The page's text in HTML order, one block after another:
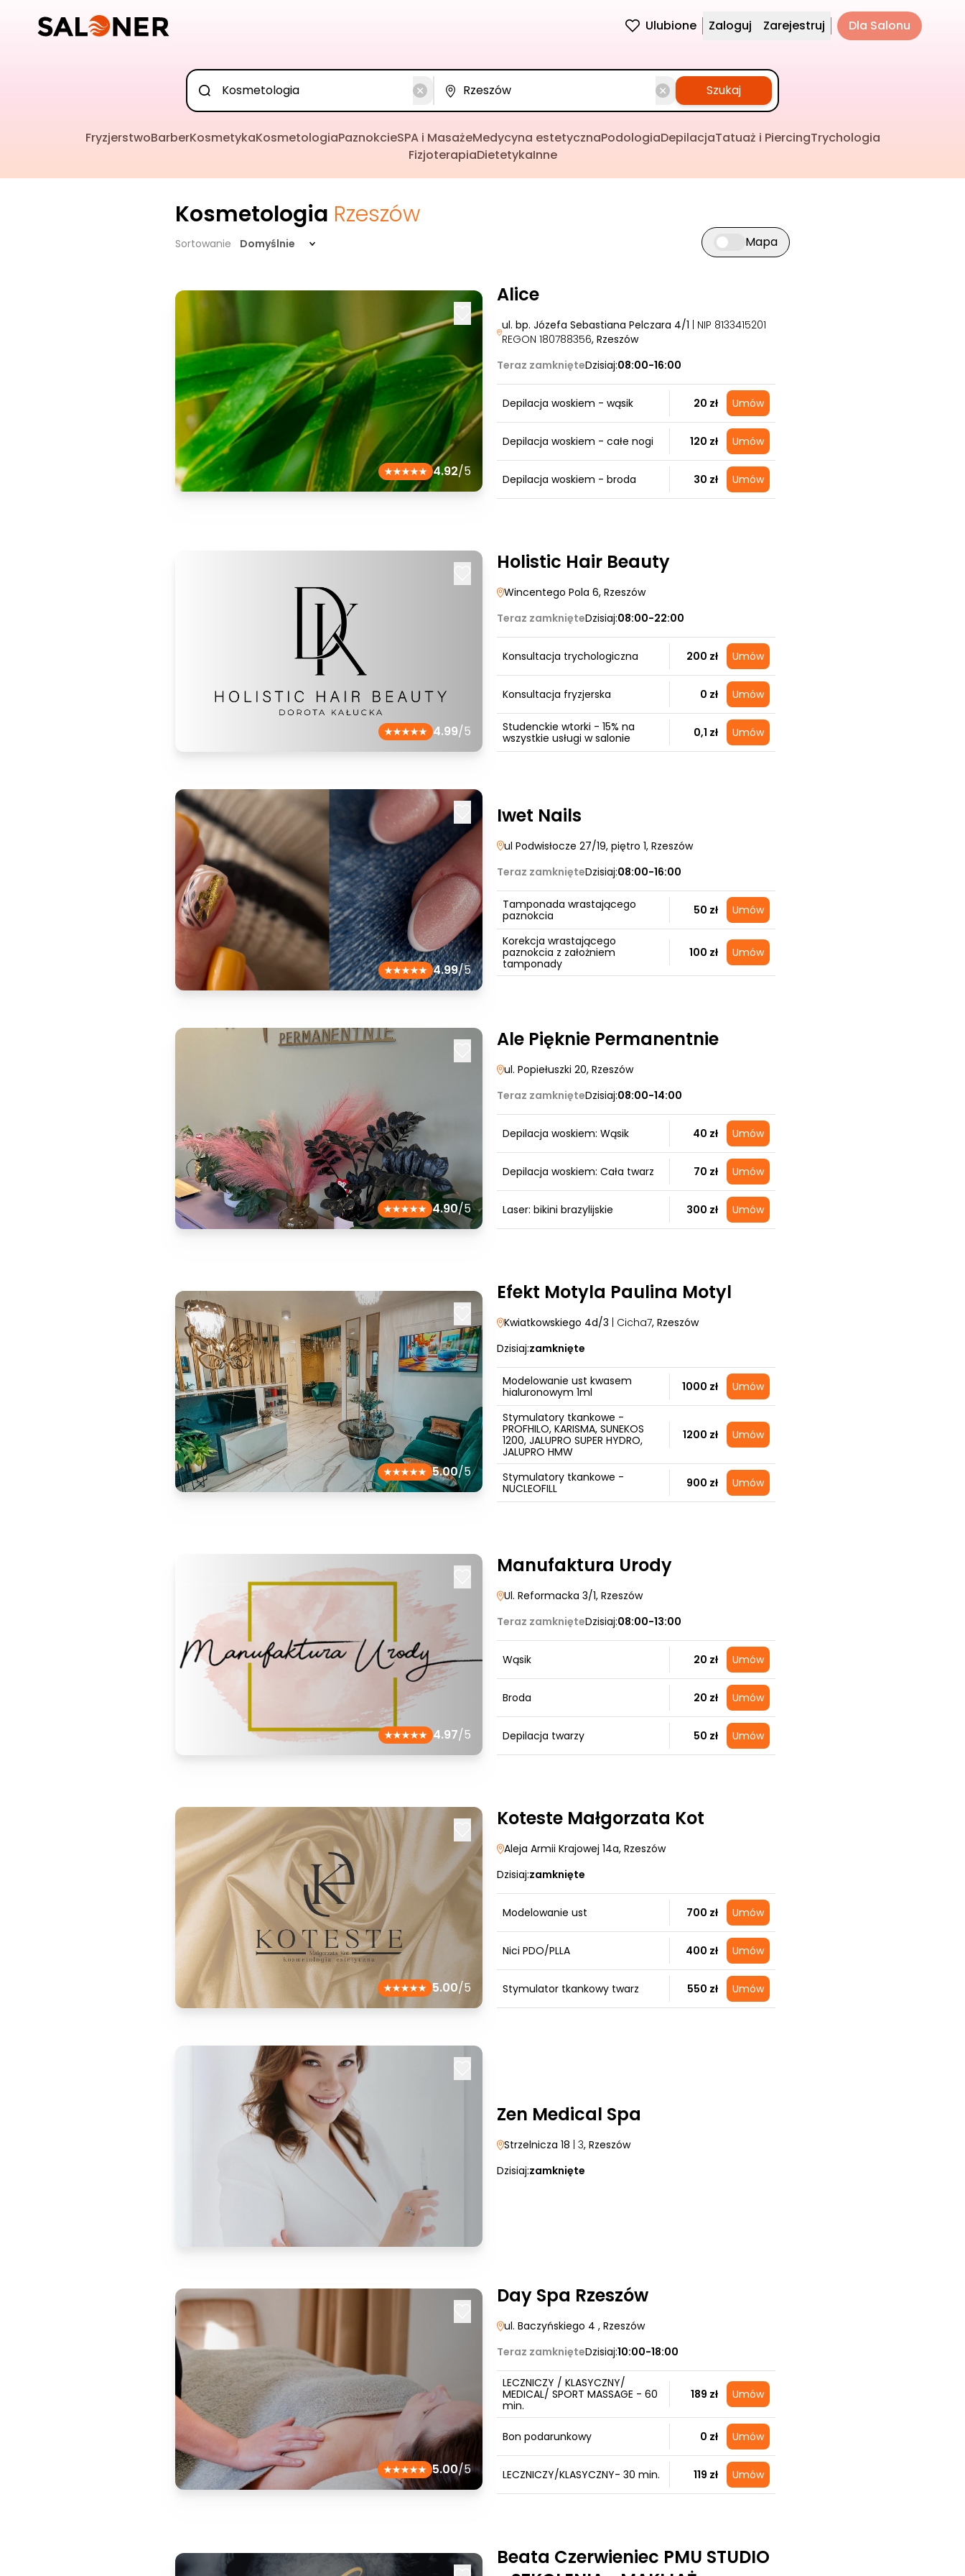
Ulubione Zaloguj Zarejestruj Dla Salonu
Szukaj
FryzjerstwoBarberKosmetykaKosmetologiaPaznokcieSPA i MasażeMedycyna estetycznaPodologiaDepilacjaTatuaż i PiercingTrychologia
FizjoterapiaDietetykaInne
Kosmetologia Rzeszów
Sortowanie Domyślnie Przełącz widok mapy
Mapa
4.92/5
Alice
ul. bp. Józefa Sebastiana Pelczara 4/1 | NIP 8133415201
REGON 180788356, Rzeszów
Teraz zamknięteDzisiaj:08:00-16:00
Depilacja woskiem - wąsik 20 zł Umów
Depilacja woskiem - całe nogi 120 zł Umów
Depilacja woskiem - broda 30 zł Umów
4.99/5
Holistic Hair Beauty
Wincentego Pola 6, Rzeszów
Teraz zamknięteDzisiaj:08:00-22:00
Konsultacja trychologiczna 200 zł Umów
Konsultacja fryzjerska 0 zł Umów
Studenckie wtorki - 15% na
wszystkie usługi w salonie
0,1 zł Umów
4.99/5
Iwet Nails
ul Podwisłocze 27/19, piętro 1, Rzeszów
Teraz zamknięteDzisiaj:08:00-16:00
Tamponada wrastającego
paznokcia
50 zł Umów
Korekcja wrastającego
paznokcia z założniem
tamponady
100 zł Umów
4.90/5
Ale Pięknie Permanentnie
ul. Popiełuszki 20, Rzeszów
Teraz zamknięteDzisiaj:08:00-14:00
Depilacja woskiem: Wąsik 40 zł Umów
Depilacja woskiem: Cała twarz 70 zł Umów
Laser: bikini brazylijskie 300 zł Umów
5.00/5
Efekt Motyla Paulina Motyl
Kwiatkowskiego 4d/3 | Cicha7, Rzeszów
Dzisiaj:zamknięte
Modelowanie ust kwasem
hialuronowym 1ml
1000 zł Umów
Stymulatory tkankowe -
PROFHILO, KARISMA, SUNEKOS
1200, JALUPRO SUPER HYDRO,
JALUPRO HMW
1200 zł Umów
Stymulatory tkankowe -
NUCLEOFILL
900 zł Umów
4.97/5
Manufaktura Urody
Ul. Reformacka 3/1, Rzeszów
Teraz zamknięteDzisiaj:08:00-13:00
Wąsik 20 zł Umów
Broda 20 zł Umów
Depilacja twarzy 50 zł Umów
5.00/5
Koteste Małgorzata Kot
Aleja Armii Krajowej 14a, Rzeszów
Dzisiaj:zamknięte
Modelowanie ust 700 zł Umów
Nici PDO/PLLA 400 zł Umów
Stymulator tkankowy twarz 550 zł Umów
Zen Medical Spa
Strzelnicza 18 | 3, Rzeszów
Dzisiaj:zamknięte
5.00/5
Day Spa Rzeszów
ul. Baczyńskiego 4 , Rzeszów
Teraz zamknięteDzisiaj:10:00-18:00
LECZNICZY / KLASYCZNY/
MEDICAL/ SPORT MASSAGE - 60
min.
189 zł Umów
Bon podarunkowy 0 zł Umów
LECZNICZY/KLASYCZNY- 30 min. 119 zł Umów
Beata Czerwieniec PMU STUDIO